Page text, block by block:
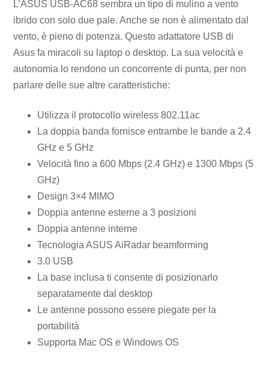
L’ASUS USB-AC68 sembra un tipo di mulino a vento
ibrido con solo due pale. Anche se non è alimentato dal
vento, è pieno di potenza. Questo adattatore USB di
Asus fa miracoli su laptop o desktop. La sua velocità e
autonomia lo rendono un concorrente di punta, per non
parlare delle sue altre caratteristiche:
Utilizza il protocollo wireless 802.11ac
La doppia banda fornisce entrambe le bande a 2.4
GHz e 5 GHz
Velocità fino a 600 Mbps (2.4 GHz) e 1300 Mbps (5
GHz)
Design 3×4 MIMO
Doppia antenne esterne a 3 posizioni
Doppia antenne interne
Tecnologia ASUS AiRadar beamforming
3.0 USB
La base inclusa ti consente di posizionarlo
separatamente dal desktop
Le antenne possono essere piegate per la
portabilità
Supporta Mac OS e Windows OS